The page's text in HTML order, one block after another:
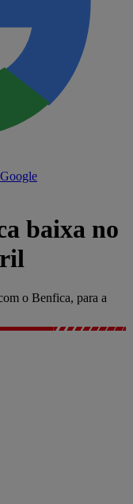
baixa no
o Benfica, para a